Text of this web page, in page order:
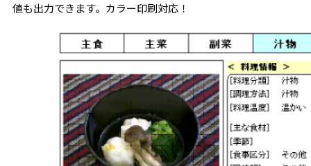
値も出力できます。カラー印刷対応！